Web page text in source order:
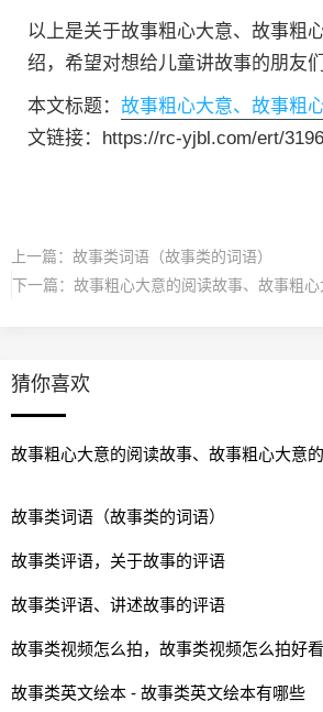
以上是关于故事粗心大意、故事粗
绍，希望对想给儿童讲故事的朋友
本文标题： 故事粗心大意、故事粗
文链接：https://rc-yjbl.com/ert/
上一篇： 故事类词语（故事类的词语）
下一篇： 故事粗心大意的阅读故事、故事粗
猜你喜欢
故事粗心大意的阅读故事、故事粗心大意
故事类词语（故事类的词语）
故事类评语，关于故事的评语
故事类评语、讲述故事的评语
故事类视频怎么拍，故事类视频怎么拍好看
故事类英文绘本 - 故事类英文绘本有哪些